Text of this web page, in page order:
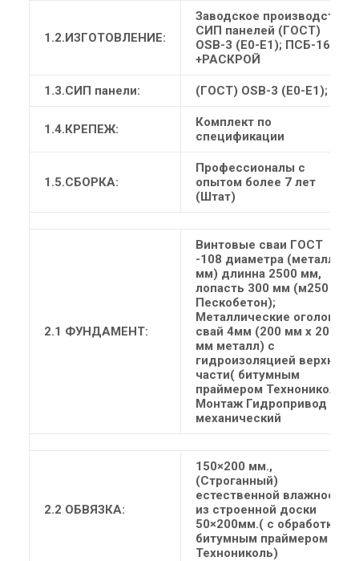
1.2.ИЗГОТОВЛЕНИЕ:
Заводское производство
СИП панелей (ГОСТ)
ОSB-3 (Е0-Е1); ПСБ-16
+РАСКРОЙ
1.3.СИП панели: (ГОСТ) ОSB-3 (Е0-Е1);
1.4.КРЕПЕЖ:
Комплект по
спецификации
1.5.СБОРКА:
Профессионалы с
опытом более 7 лет
(Штат)
2.1 ФУНДАМЕНТ:
Винтовые сваи ГОСТ
-108 диаметра (металл 4
мм) длинна 2500 мм,
лопасть 300 мм (м250
Пескобетон);
Металлические оголовки
свай 4мм (200 мм х 200
мм металл) с
гидроизоляцией верхней
части( битумным
праймером Технониколь)
Монтаж Гидропривод
механический
2.2 ОБВЯЗКА:
150×200 мм.,
(Строганный)
естественной влажности
из строенной доски
50×200мм.( с обработкой
битумным праймером
Технониколь)